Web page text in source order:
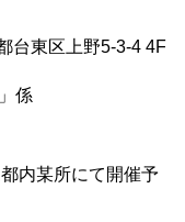
東区上野5-3-4 4F
係
内某所にて開催予